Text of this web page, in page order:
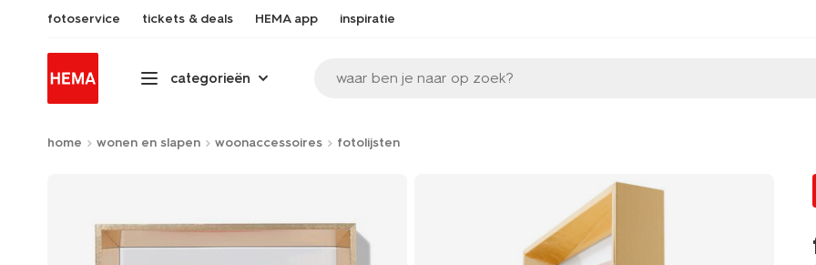
fotoservice tickets & deals HEMA app inspiratie
categorieën waar ben je naar op zoek?
home wonen en slapen woonaccessoires fotolijsten